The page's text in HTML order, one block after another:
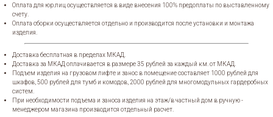
Оплата для юр.лиц осуществляется в виде внесения 100% предоплаты по выставленному
счету.
Оплата сборки осуществляется отдельно и производится после установки и монтажа
изделия.
Доставка бесплатная в пределах МКАД.
Доставка за МКАД оплачивается в размере 35 рублей за каждый км. от МКАД.
Подъем изделия на грузовом лифте и занос в помещение составляет 1000 рублей для
шкафов, 500 рублей для тумб и комодов, 2000 рублей для многомодульных гардеробных
систем.
При необходимости подъема и заноса изделия на этаж/в частный дом в ручную -
менеджером магазина производится отдельный расчет.